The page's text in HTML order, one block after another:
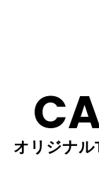
オリジナ